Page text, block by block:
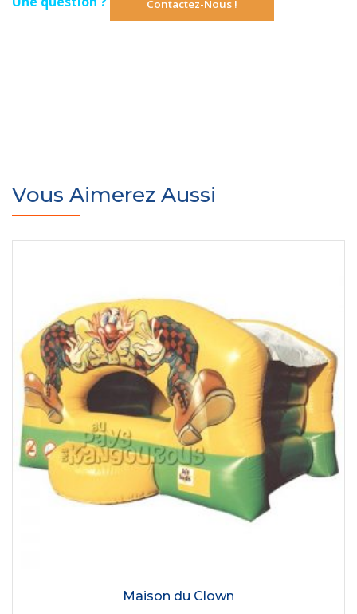
Contactez-Nous !
Vous Aimerez Aussi
Maison du Clown